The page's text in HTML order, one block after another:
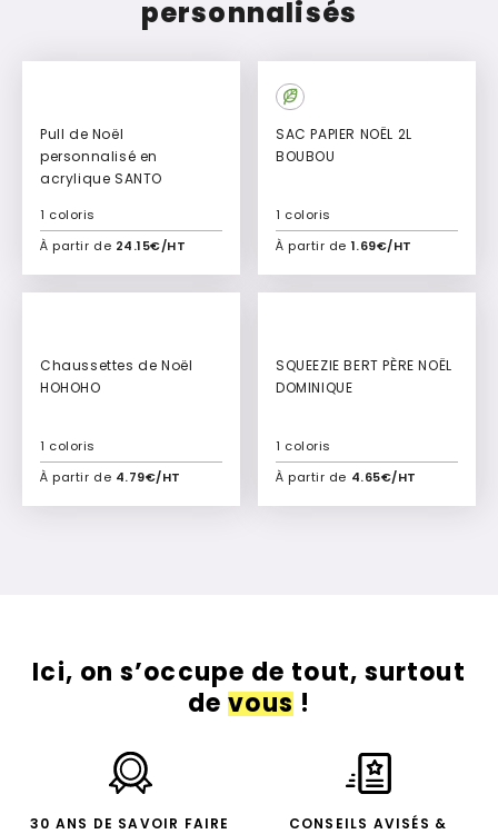
personnalisés
Pull de Noël
personnalisé en
acrylique SANTO
À partir de 24.15€/HT
1 coloris
Ajouter à mon devis
SAC PAPIER NOËL 2L
BOUBOU
À partir de 1.69€/HT
1 coloris
Ajouter à mon devis
Chaussettes de Noël
HOHOHO
À partir de 4.79€/HT
1 coloris
Ajouter à mon devis
SQUEEZIE BERT PÈRE NOËL
DOMINIQUE
À partir de 4.65€/HT
1 coloris
Ajouter à mon devis
Ici, on s’occupe de tout, surtout
devous!
30 ANS DE SAVOIR FAIRE
CONSEILS AVISÉS &